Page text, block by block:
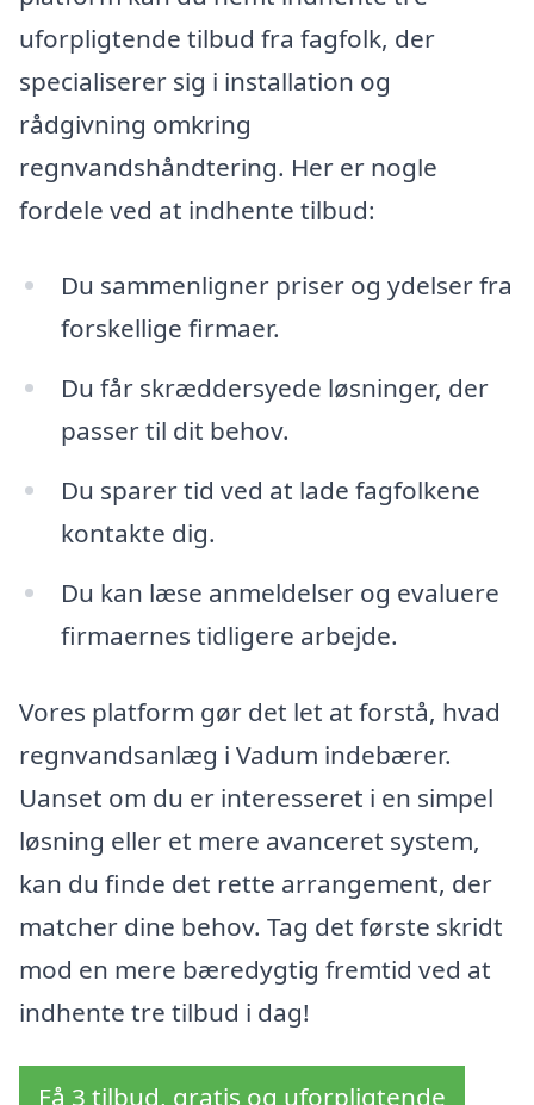
uforpligtende tilbud fra fagfolk, der
specialiserer sig i installation og
rådgivning omkring
regnvandshåndtering. Her er nogle
fordele ved at indhente tilbud:
Du sammenligner priser og ydelser fra
forskellige firmaer.
Du får skræddersyede løsninger, der
passer til dit behov.
Du sparer tid ved at lade fagfolkene
kontakte dig.
Du kan læse anmeldelser og evaluere
firmaernes tidligere arbejde.
Vores platform gør det let at forstå, hvad
regnvandsanlæg i Vadum indebærer.
Uanset om du er interesseret i en simpel
løsning eller et mere avanceret system,
kan du finde det rette arrangement, der
matcher dine behov. Tag det første skridt
mod en mere bæredygtig fremtid ved at
indhente tre tilbud i dag!
Få 3 tilbud, gratis og uforpligtende